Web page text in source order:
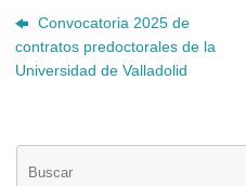
Convocatoria 2025 de
contratos predoctorales de la
Universidad de Valladolid